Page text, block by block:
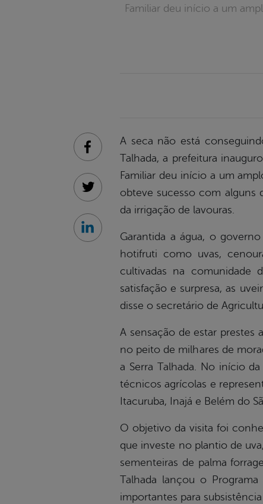
Familiar deu início a um
A seca não está
Talhada, a prefeitura
Familiar deu início a um
obteve sucesso com alguns
da irrigação de lavouras.
Garantida a água, o
hotifruti como uvas,
cultivadas na comunidade
satisfação e surpresa, as
disse o secretário de
A sensação de estar prestes
no peito de milhares de
a Serra Talhada. No início
técnicos agrícolas e
Itacuruba, Inajá e Belém do
O objetivo da visita foi
que investe no plantio de
sementeiras de palma
Talhada lançou o
importantes para
Facebook
Twitter
Linkedin